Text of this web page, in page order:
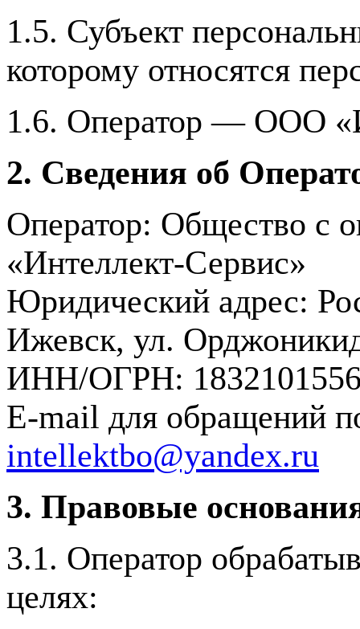
1.5. Субъект
которому относятся
1.6. Оператор — ООО
2. Сведения об
Оператор: Общество с
«Интеллект-Сервис»
Юридический адрес:
Ижевск, ул.
ИНН/ОГРН: 1832101556
E-mail для обращений
intellektbo@yandex.ru
3. Правовые
3.1. Оператор
целях: